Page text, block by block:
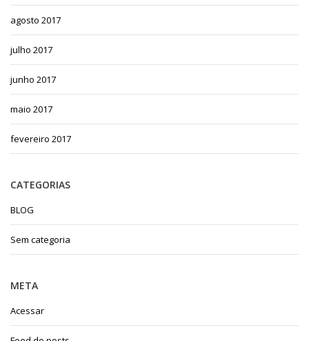
agosto 2017
julho 2017
junho 2017
maio 2017
fevereiro 2017
CATEGORIAS
BLOG
Sem categoria
META
Acessar